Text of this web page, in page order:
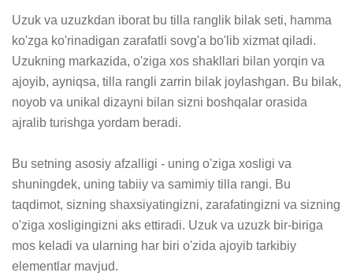
Uzuk va uzuzkdan iborat bu tilla ranglik bilak seti, hamma
ko'zga ko'rinadigan zarafatli sovg'a bo'lib xizmat qiladi.
Uzukning markazida, o'ziga xos shakllari bilan yorqin va
ajoyib, ayniqsa, tilla rangli zarrin bilak joylashgan. Bu bilak,
noyob va unikal dizayni bilan sizni boshqalar orasida
ajralib turishga yordam beradi.
Bu setning asosiy afzalligi - uning o'ziga xosligi va
shuningdek, uning tabiiy va samimiy tilla rangi. Bu
taqdimot, sizning shaxsiyatingizni, zarafatingizni va sizning
o'ziga xosligingizni aks ettiradi. Uzuk va uzuzk bir-biriga
mos keladi va ularning har biri o'zida ajoyib tarkibiy
elementlar mavjud.